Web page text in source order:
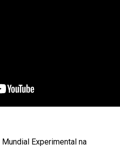
Experimental na